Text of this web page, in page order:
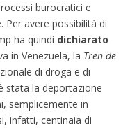
burocratici e
Per avere possibilità di
ha quindi dichiarato
in Venezuela, la Tren de
di droga e di
stata la deportazione
semplicemente in
infatti, centinaia di